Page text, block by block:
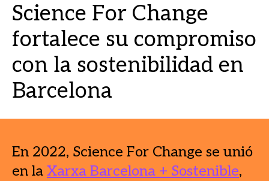
Science For Change
fortalece su compromiso
con la sostenibilidad en
Barcelona
En 2022, Science For Change se unió
en la Xarxa Barcelona + Sostenible,